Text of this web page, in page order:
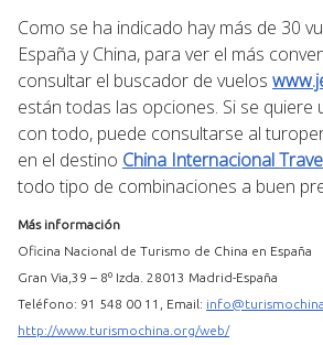
Como se ha indicado hay más de 30
España y China, para ver el más
consultar el buscador de vuelos
están todas las opciones. Si se quiere
con todo, puede consultarse al
en el destino China Internacional
todo tipo de combinaciones a buen
Más información
Oficina Nacional de Turismo de China en España
Gran Via,39 – 8º Izda. 28013 Madrid-España
Teléfono: 91 548 00 11, Email:
http://www.turismochina.org/web/